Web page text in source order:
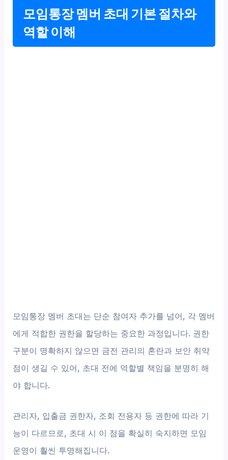
모임통장 멤버 초대 기본 절차와
역할 이해
모임통장 멤버 초대는 단순 참여자 추가를 넘어, 각 멤버
에게 적합한 권한을 할당하는 중요한 과정입니다. 권한
구분이 명확하지 않으면 금전 관리의 혼란과 보안 취약
점이 생길 수 있어, 초대 전에 역할별 책임을 분명히 해
야 합니다.
관리자, 입출금 권한자, 조회 전용자 등 권한에 따라 기
능이 다르므로, 초대 시 이 점을 확실히 숙지하면 모임
운영이 훨씬 투명해집니다.